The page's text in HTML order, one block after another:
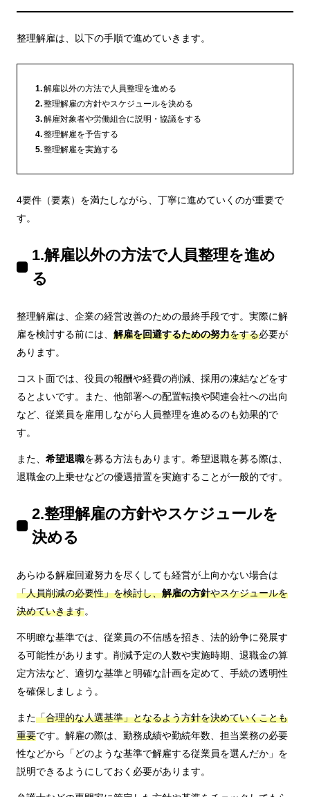
整理解雇は、以下の手順で進めていきます。
解雇以外の方法で人員整理を進める
整理解雇の方針やスケジュールを決める
解雇対象者や労働組合に説明・協議をする
整理解雇を予告する
整理解雇を実施する
4要件（要素）を満たしながら、丁寧に進めていくのが重要で
す。
1.解雇以外の方法で人員整理を進め
る
整理解雇は、企業の経営改善のための最終手段です。実際に解
雇を検討する前には、 解雇を回避するための努力をする必要が
あります。
コスト面では、役員の報酬や経費の削減、採用の凍結などをす
るとよいです。また、他部署への配置転換や関連会社への出向
など、従業員を雇用しながら人員整理を進めるのも効果的で
す。
また、 希望退職を募る方法もあります。希望退職を募る際は、
退職金の上乗せなどの優遇措置を実施することが一般的です。
2.整理解雇の方針やスケジュールを
決める
あらゆる解雇回避努力を尽くしても経営が上向かない場合は
「人員削減の必要性」を検討し、解雇の方針やスケジュールを
決めていきます。
不明瞭な基準では、従業員の不信感を招き、法的紛争に発展す
る可能性があります。削減予定の人数や実施時期、退職金の算
定方法など、適切な基準と明確な計画を定めて、手続の透明性
を確保しましょう。
また「合理的な人選基準」となるよう方針を決めていくことも
重要です。解雇の際は、勤務成績や勤続年数、担当業務の必要
性などから「どのような基準で解雇する従業員を選んだか」を
説明できるようにしておく必要があります。